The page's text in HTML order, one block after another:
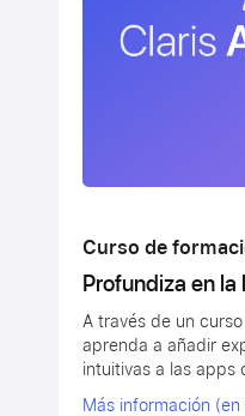
Curso de
Profundiza en
A través de un
aprenda a añadir
intuitivas a las apps
Más información (en